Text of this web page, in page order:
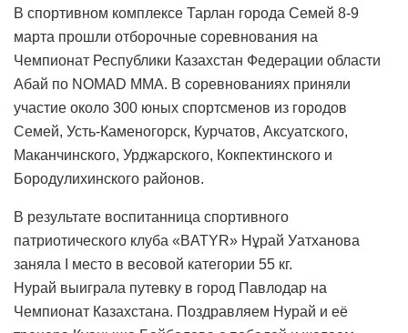
В спортивном комплексе Тарлан города Семей 8-9
марта прошли отборочные соревнования на
Чемпионат Республики Казахстан Федерации области
Абай по NOMAD MMA. В соревнованиях приняли
участие около 300 юных спортсменов из городов
Семей, Усть-Каменогорск, Курчатов, Аксуатского,
Маканчинского, Урджарского, Кокпектинского и
Бородулихинского районов.
В результате воспитанница спортивного
патриотического клуба «BATYR» Нұрай Уатханова
заняла I место в весовой категории 55 кг.
Нурай выиграла путевку в город Павлодар на
Чемпионат Казахстана. Поздравляем Нурай и её